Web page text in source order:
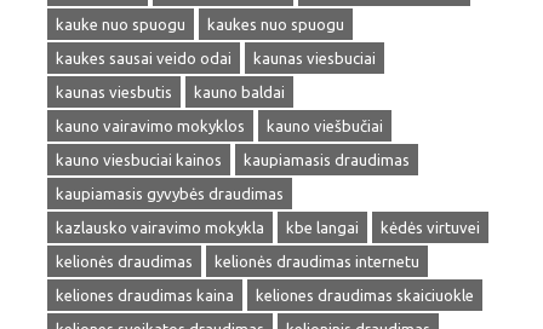
kauke nuo spuogu
kaukes nuo spuogu
kaukes sausai veido odai
kaunas viesbuciai
kaunas viesbutis
kauno baldai
kauno vairavimo mokyklos
kauno viešbučiai
kauno viesbuciai kainos
kaupiamasis draudimas
kaupiamasis gyvybės draudimas
kazlausko vairavimo mokykla
kbe langai
kėdės virtuvei
kelionės draudimas
kelionės draudimas internetu
keliones draudimas kaina
keliones draudimas skaiciuokle